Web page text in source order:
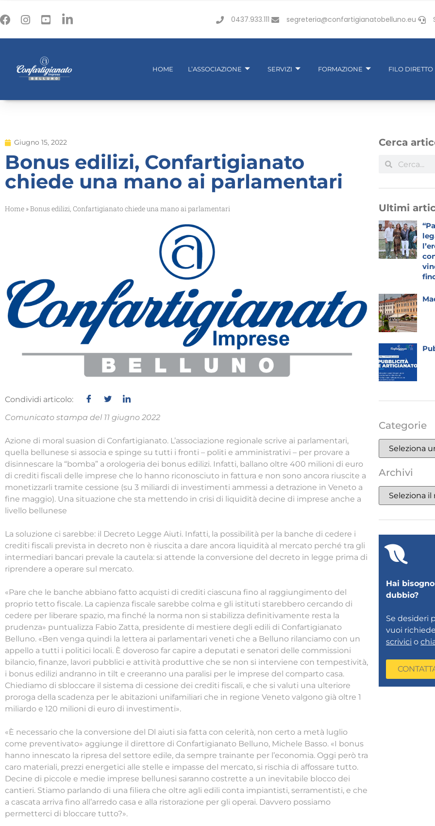
0437.933.111 segreteria@confartigianatobelluno.eu
HOME L’ASSOCIAZIONE SERVIZI FORMAZIONE FILO DIRETTO
Giugno 15, 2022
Bonus edilizi, Confartigianato
chiede una mano ai parlamentari
Home »Bonus edilizi, Confartigianato chiede una mano ai parlamentari
Condividi articolo:
Comunicato stampa del 11 giugno 2022
Azione di moral suasion di Confartigianato. L’associazione regionale scrive ai parlamentari,
quella bellunese si associa e spinge su tutti i fronti – politi e amministrativi – per provare a
disinnescare la “bomba” a orologeria dei bonus edilizi. Infatti, ballano oltre 400 milioni di euro
di crediti fiscali delle imprese che lo hanno riconosciuto in fattura e non sono ancora riuscite a
monetizzarli tramite cessione (su 3 miliardi di investimenti ammessi a detrazione in Veneto a
fine maggio). Una situazione che sta mettendo in crisi di liquidità decine di imprese anche a
livello bellunese
La soluzione ci sarebbe: il Decreto Legge Aiuti. Infatti, la possibilità per la banche di cedere i
crediti fiscali prevista in decreto non è riuscita a dare ancora liquidità al mercato perché tra gli
intermediari bancari prevale la cautela: si attende la conversione del decreto in legge prima di
riprendere a operare sul mercato.
«Pare che le banche abbiano fatto acquisti di crediti ciascuna fino al raggiungimento del
proprio tetto fiscale. La capienza fiscale sarebbe colma e gli istituti starebbero cercando di
cedere per liberare spazio, ma finché la norma non si stabilizza definitivamente resta la
prudenza» puntualizza Fabio Zatta, presidente di mestiere degli edili di Confartigianato
Belluno. «Ben venga quindi la lettera ai parlamentari veneti che a Belluno rilanciamo con un
appello a tutti i politici locali. È doveroso far capire a deputati e senatori delle commissioni
bilancio, finanze, lavori pubblici e attività produttive che se non si interviene con tempestività,
i bonus edilizi andranno in tilt e creeranno una paralisi per le imprese del comparto casa.
Chiediamo di sbloccare il sistema di cessione dei crediti fiscali, e che si valuti una ulteriore
proroga della scadenza per le abitazioni unifamiliari che in regione Veneto valgono già oltre 1
miliardo e 120 milioni di euro di investimenti».
«È necessario che la conversione del Dl aiuti sia fatta con celerità, non certo a metà luglio
come preventivato» aggiunge il direttore di Confartigianato Belluno, Michele Basso. «I bonus
hanno innescato la ripresa del settore edile, da sempre trainante per l’economia. Oggi però tra
caro materiali, prezzi energetici alle stelle e impasse del mercato, si rischia di affossare tutto.
Decine di piccole e medie imprese bellunesi saranno costrette a un inevitabile blocco dei
cantieri. Stiamo parlando di una filiera che oltre agli edili conta impiantisti, serramentisti, e che
a cascata arriva fino all’arredo casa e alla ristorazione per gli operai. Davvero possiamo
permetterci di bloccare tutto?».
Cerca
Ultimi
Categorie
Archivi
Hai
dubbio?
Se desideri
vuoi
scrivici o